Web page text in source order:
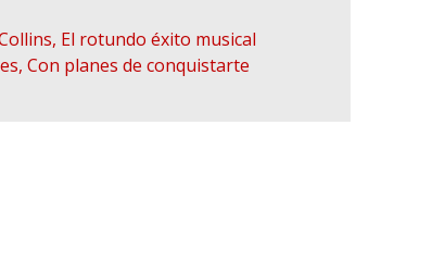
El rotundo éxito musical
Con planes de conquistarte